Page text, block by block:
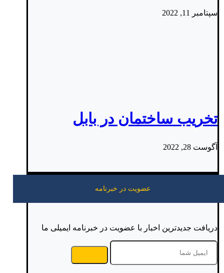
سپتامبر 11, 2022
تخریب ساختمان در بابل
آگوست 28, 2022
عضویت در خبرنامه
دریافت جدیدترین اخبار با عضویت در خبرنامه ایمیلی ما